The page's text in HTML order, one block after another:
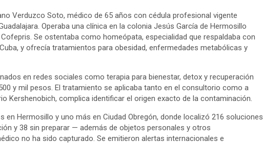
Verduzco Soto, médico de 65 años con cédula profesional vigente
Operaba una clínica en la colonia Jesús García de Hermosillo
Se ostentaba como homeópata, especialidad que respaldaba con
y ofrecía tratamientos para obesidad, enfermedades metabólicas y
en redes sociales como terapia para bienestar, detox y recuperación
y mil pesos. El tratamiento se aplicaba tanto en el consultorio como a
Kershenobich, complica identificar el origen exacto de la contaminación.
en Hermosillo y uno más en Ciudad Obregón, donde localizó 216 soluciones
y 38 sin preparar — además de objetos personales y otros
no ha sido capturado. Se emitieron alertas internacionales e